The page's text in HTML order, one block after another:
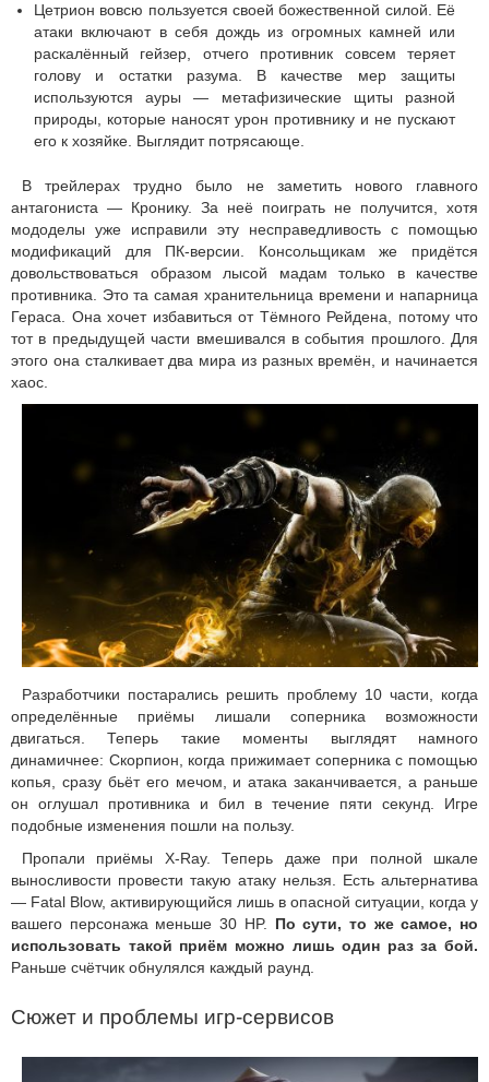
Цетрион вовсю пользуется своей божественной силой. Её
атаки включают в себя дождь из огромных камней или
раскалённый гейзер, отчего противник совсем теряет
голову и остатки разума. В качестве мер защиты
используются ауры — метафизические щиты разной
природы, которые наносят урон противнику и не пускают
его к хозяйке. Выглядит потрясающе.
В трейлерах трудно было не заметить нового главного
антагониста — Кронику. За неё поиграть не получится, хотя
мододелы уже исправили эту несправедливость с помощью
модификаций для ПК-версии. Консольщикам же придётся
довольствоваться образом лысой мадам только в качестве
противника. Это та самая хранительница времени и напарница
Гераса. Она хочет избавиться от Тёмного Рейдена, потому что
тот в предыдущей части вмешивался в события прошлого. Для
этого она сталкивает два мира из разных времён, и начинается
хаос.
Разработчики постарались решить проблему 10 части, когда
определённые приёмы лишали соперника возможности
двигаться. Теперь такие моменты выглядят намного
динамичнее: Скорпион, когда прижимает соперника с помощью
копья, сразу бьёт его мечом, и атака заканчивается, а раньше
он оглушал противника и бил в течение пяти секунд. Игре
подобные изменения пошли на пользу.
Пропали приёмы X-Ray. Теперь даже при полной шкале
выносливости провести такую атаку нельзя. Есть альтернатива
— Fatal Blow, активирующийся лишь в опасной ситуации, когда у
вашего персонажа меньше 30 HP. По сути, то же самое, но
использовать такой приём можно лишь один раз за бой.
Раньше счётчик обнулялся каждый раунд.
Сюжет и проблемы игр-сервисов